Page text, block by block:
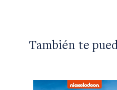
También te